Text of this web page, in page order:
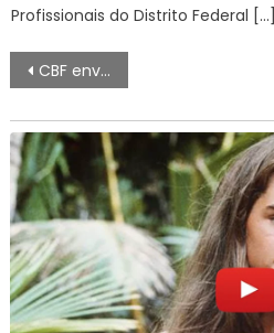
Profissionais do Distrito Federal […]
Navegação
de
artigos
CBF envia ofício contestando gol anulado de Vini Jr. contra Escócia